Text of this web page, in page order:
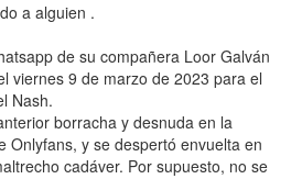
a alguien .
de su compañera Loor Galván
viernes 9 de marzo de 2023 para el
Nash.
borracha y desnuda en la
Onlyfans, y se despertó envuelta en
cadáver. Por supuesto, no se